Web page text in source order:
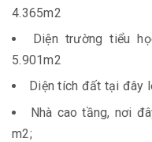
4.365m2
Diện trường tiểu
5.901m2
Diện tích đất tại đây
Nhà cao tầng, nơi
m2;